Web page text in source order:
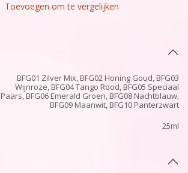
Toevoegen om te vergelijken
BFG01 Zilver Mix,BFG02 Honing Goud,BFG03
Wijnroze,BFG04 Tango Rood,BFG05 Speciaal
Paars,BFG06 Emerald Groen,BFG08 Nachtblauw,
BFG09 Maanwit,BFG10 Panterzwart
25ml